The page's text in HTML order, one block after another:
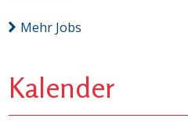
Mehr Jobs
Kalender